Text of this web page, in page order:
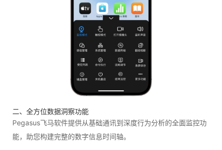
二、全方位数据洞察功能
Pegasus飞马软件提供从基础通讯到深度行为分析的全面监控功
能，助您构建完整的数字信息时间轴。